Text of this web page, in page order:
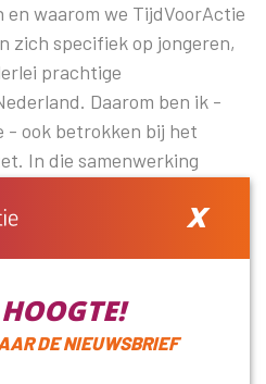
x
DE NIEUWSBRIEF
waarom we TijdVoorActie
zich specifiek op jongeren,
prachtige
Daarom ben ik -
- ook betrokken bij het
In die samenwerking
faciliteren en